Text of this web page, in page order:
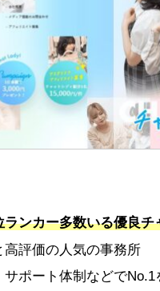
ンカー多数いる優良チ
評価の人気の事務所
ポート体制などでNo.1